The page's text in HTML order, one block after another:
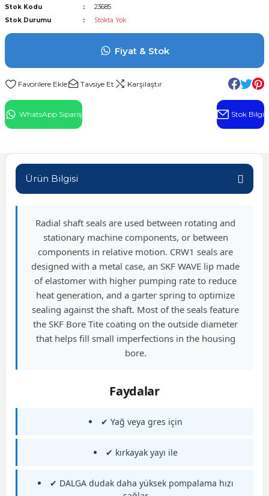
Rulman
Stok Kodu
23685
Stok Durumu
Stokta Yok
Fiyat & Stok
Tavsiye Et Karşılaştır
WhatsApp Sipariş Stok Bilgi
Ürün Bilgisi
Radial shaft seals are used between rotating and
stationary machine components, or between
components in relative motion. CRW1 seals are
designed with a metal case, an SKF WAVE lip made
of elastomer with higher pumping rate to reduce
heat generation, and a garter spring to optimize
sealing against the shaft. Most of the seals feature
the SKF Bore Tite coating on the outside diameter
that helps fill small imperfections in the housing
bore.
Faydalar
✔ Yağ veya gres için
✔ kırkayak yayı ile
✔ DALGA dudak daha yüksek pompalama hızı